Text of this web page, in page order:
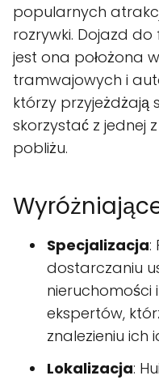
popularnych
rozrywki. Dojazd do
jest ona położona
tramwajowych i
którzy
skorzystać z jednej
pobliżu.
Specjalizacja:
dostarczaniu
ekspertów,
znalezieniu ich
Lokalizacja: